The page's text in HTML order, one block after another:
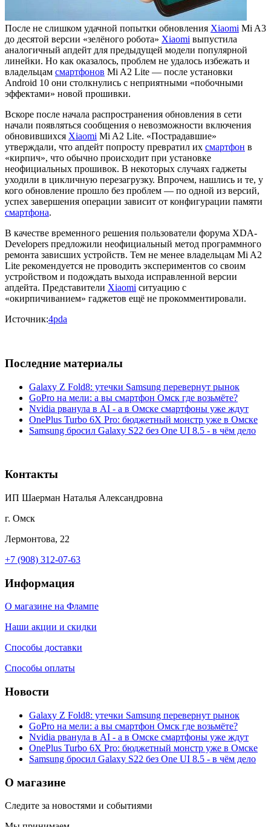
После не слишком удачной попытки обновления Xiaomi Mi A3
до десятой версии «зелёного робота» Xiaomi выпустила
аналогичный апдейт для предыдущей модели популярной
линейки. Но как оказалось, проблем не удалось избежать и
владельцам смартфонов Mi A2 Lite — после установки
Android 10 они столкнулись с неприятными «побочными
эффектами» новой прошивки.
Вскоре после начала распространения обновления в сети
начали появляться сообщения о невозможности включения
обновившихся Xiaomi Mi A2 Lite. «Пострадавшие»
утверждали, что апдейт попросту превратил их смартфон в
«кирпич», что обычно происходит при установке
неофициальных прошивок. В некоторых случаях гаджеты
уходили в цикличную перезагрузку. Впрочем, нашлись и те, у
кого обновление прошло без проблем — по одной из версий,
успех завершения операции зависит от конфигурации памяти
смартфона.
В качестве временного решения пользователи форума XDA-
Developers предложили неофициальный метод программного
ремонта зависших устройств. Тем не менее владельцам Mi A2
Lite рекомендуется не проводить экспериментов со своим
устройством и подождать выхода исправленной версии
апдейта. Представители Xiaomi ситуацию с
«окирпичиванием» гаджетов ещё не прокомментировали.
Источник:4pda
Последние материалы
Galaxy Z Fold8: утечки Samsung перевернут рынок
GoPro на мели: а вы смартфон Омск где возьмёте?
Nvidia рванула в AI - а в Омске смартфоны уже ждут
OnePlus Turbo 6X Pro: бюджетный монстр уже в Омске
Samsung бросил Galaxy S22 без One UI 8.5 - в чём дело
Контакты
ИП Шаерман Наталья Александровна
г. Омск
Лермонтова, 22
+7 (908) 312-07-63
Информация
О магазине на Флампе
Наши акции и скидки
Способы доставки
Способы оплаты
Новости
Galaxy Z Fold8: утечки Samsung перевернут рынок
GoPro на мели: а вы смартфон Омск где возьмёте?
Nvidia рванула в AI - а в Омске смартфоны уже ждут
OnePlus Turbo 6X Pro: бюджетный монстр уже в Омске
Samsung бросил Galaxy S22 без One UI 8.5 - в чём дело
О магазине
Следите за новостями и событиями